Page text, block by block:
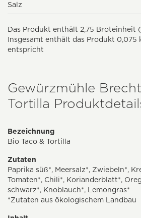
Salz
Das Produkt enthält 2,75 Broteinheit
Insgesamt enthält das Produkt 0,075
entspricht
Gewürzmühle
Tortilla
Bezeichnung
Bio Taco & Tortilla
Zutaten
Paprika süß*, Meersalz*, Zwiebeln*,
Tomaten*, Chili*, Korianderblatt*,
schwarz*, Knoblauch*, Lemongras*
*Zutaten aus ökologischem Landbau